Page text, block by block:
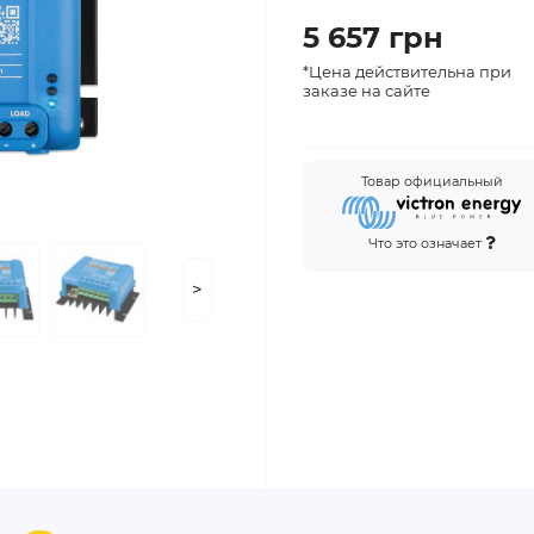
>
5 657 грн
*Цена действительна при
заказе на сайте
Товар официальный
Что это означает